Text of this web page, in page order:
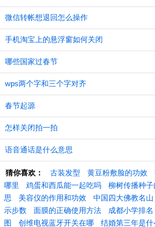
微信转帐想退回怎么操作
手机淘宝上的悬浮窗如何关闭
哪些国家过春节
wps两个字和三个字对齐
春节起源
怎样关闭拍一拍
语音通话是什么意思
猜你喜欢： 古装发型 黄豆粉敷脸的功效
哪里
鸡蛋和西瓜能一起吃吗 柳树传播种
思
美容仪的作用和功效 中国四大佛教名山
示步数
面膜的正确使用方法 成都小学排名
图
创维电视蓝牙开关在哪 结婚第三年是